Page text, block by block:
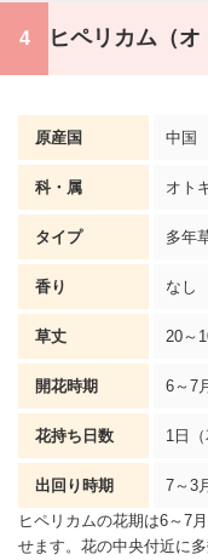
ヒペリカム（
原産国 中国
科・属 オト
タイプ 多年
香り なし
草丈 20～
開花時期 6～7
花持ち日数 1日
出回り時期
7～3
ヒペリカムの花期は6～7
せます。花の中央付近に